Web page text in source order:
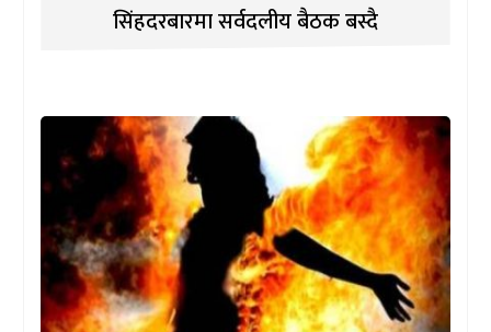
सिंहदरबारमा सर्वदलीय बैठक बस्दै